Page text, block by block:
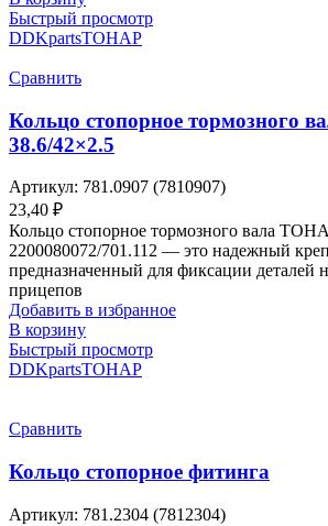
Быстрый просмотр
DDKpartsТОНАР
Сравнить
Кольцо стопорное тормозного
38.6/42×2.5
Артикул: 781.0907 (7810907)
23,40 ₽
Кольцо стопорное тормозного вала
2200080072/701.112 — это надежный
предназначенный для фиксации деталей
прицепов
Добавить в избранное
В корзину
Быстрый просмотр
DDKpartsТОНАР
Сравнить
Кольцо стопорное фитинга
Артикул: 781.2304 (7812304)